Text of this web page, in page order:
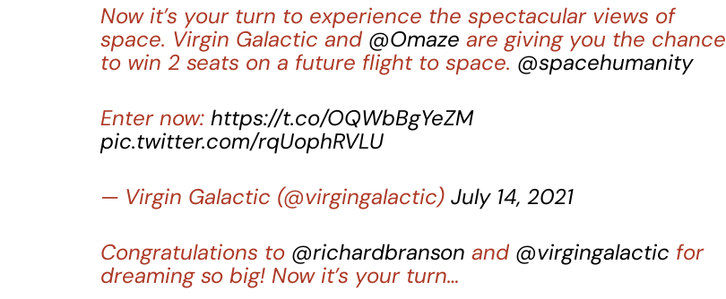
Now it’s your turn to experience the spectacular views of
space. Virgin Galactic and @Omaze are giving you the chance
to win 2 seats on a future flight to space. @spacehumanity
Enter now: https://t.co/OQWbBgYeZM
pic.twitter.com/rqUophRVLU
— Virgin Galactic (@virgingalactic) July 14, 2021
Congratulations to @richardbranson and @virgingalactic for
dreaming so big! Now it’s your turn…